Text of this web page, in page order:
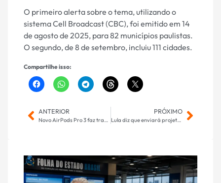
O primeiro alerta sobre o tema, utilizando o
sistema Cell Broadcast (CBC), foi emitido em 14
de agosto de 2025, para 82 municípios paulistas.
O segundo, de 8 de setembro, incluiu 111 cidades.
Compartilhe isso:
ANTERIOR
Novo AirPods Pro 3 faz tradução simultânea para o português com 'sotaque brasileiro'
PRÓXIMO
Lula diz que enviará projeto de lei para incentivar futebol feminino